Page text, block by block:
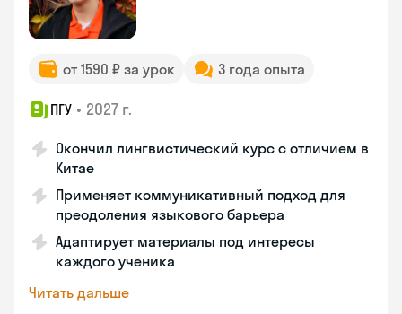
от 1590 ₽ за урок 3 года опыта
ПГУ • 2027 г.
Окончил лингвистический курс с отличием в
Китае
Применяет коммуникативный подход для
преодоления языкового барьера
Адаптирует материалы под интересы
каждого ученика
Читать дальше